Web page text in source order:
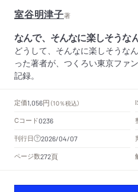
室谷明津子著
なんで、そんなに楽しそうな
どうして、そんなに楽しそうな
った著者が、つくろい東京ファ
記録。
定価1,056円 （10％税込）
Cコード0236
刊行日 2026/04/07
ページ数272頁